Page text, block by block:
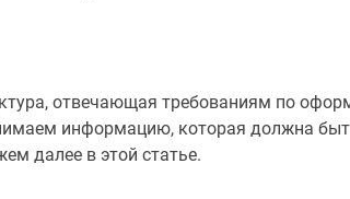
отвечающая требованиям по
информацию, которая должна
далее в этой статье.